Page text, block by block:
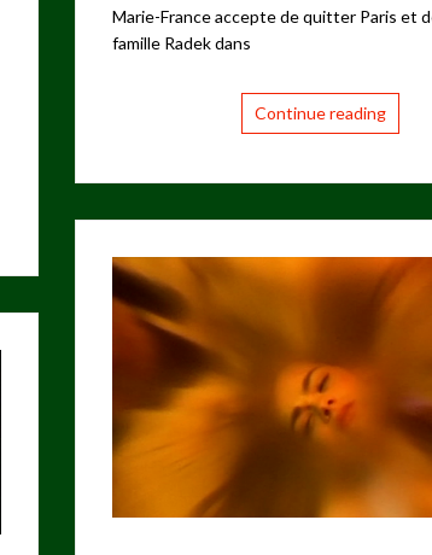
Marie-France accepte de quitter Paris et
famille Radek dans
Continue reading